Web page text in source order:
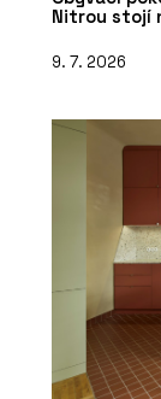
Nitrou stojí
9. 7. 2026